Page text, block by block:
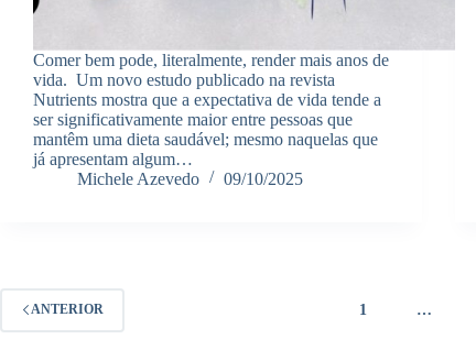
Comer bem pode, literalmente, render mais anos de
vida. Um novo estudo publicado na revista
Nutrients mostra que a expectativa de vida tende a
ser significativamente maior entre pessoas que
mantêm uma dieta saudável; mesmo naquelas que
já apresentam algum…
Michele Azevedo
09/10/2025
ANTERIOR 1 …